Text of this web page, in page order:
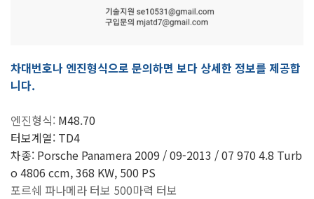
차대번호나 엔진형식으로 문의하면 보다 상세한 정보를 제공합
니다.
엔진형식: M48.70
터보계열: TD4
차종: Porsche Panamera 2009 / 09-2013 / 07 970 4.8 Turb
o 4806 ccm, 368 KW, 500 PS
포르쉐 파나메라 터보 500마력 터보